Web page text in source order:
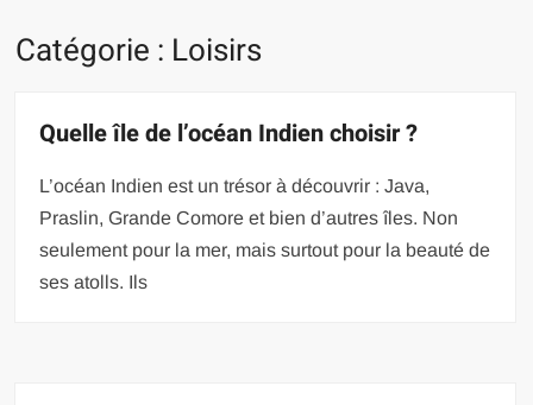
Catégorie : Loisirs
Quelle île de l’océan Indien choisir ?
L’océan Indien est un trésor à découvrir : Java,
Praslin, Grande Comore et bien d’autres îles. Non
seulement pour la mer, mais surtout pour la beauté de
ses atolls. Ils